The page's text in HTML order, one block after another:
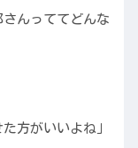
さんっててどんな
方がいいよね」